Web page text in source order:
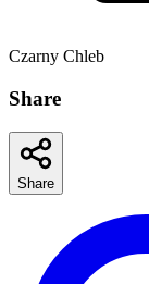
Czarny Chleb
Share
Share